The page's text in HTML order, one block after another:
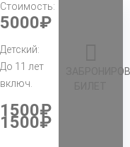
Стоимость:
5000₽
Детский:
До 11 лет
включ.
1500₽
1500₽